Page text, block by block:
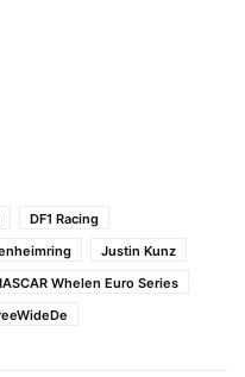
DF1 Racing
Justin Kunz
Whelen Euro Series